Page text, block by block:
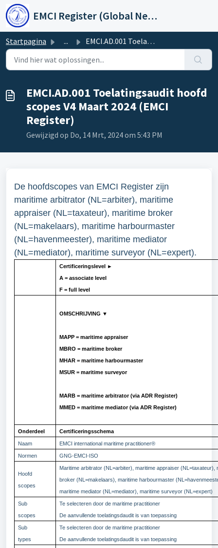
Doorgaan naar hoofdinhoud
EMCI Register (Global Network Group)
Startpagina ... EMCI.AD.001 Toelatingsaudit hoofd scopes V4 Maart 2024 (E...
EMCI.AD.001 Toelatingsaudit hoofd
scopes V4 Maart 2024 (EMCI
Register)
Gewijzigd op Do, 14 Mrt, 2024 om 5:43 PM
De hoofdscopes van EMCI Register zijn
maritime arbitrator (NL=arbiter), maritime
appraiser (NL=taxateur), maritime broker
(NL=makelaars), maritime harbourmaster
(NL=havenmeester), maritime mediator
(NL=mediator), maritime surveyor (NL=expert).
Certificeringslevel ►
A = associate level
F = full level
OMSCHRIJVING ▼
MAPP = maritime appraiser
MBRO = maritime broker
MHAR = maritime harbourmaster
MSUR = maritime surveyor
MARB = maritime arbitrator (via ADR Register)
MMED = maritime mediator (via ADR Register)
Onderdeel Certificeringsschema
Naam EMCI international maritime practitioner®
Normen GNG-EMCI-ISO
Hoofd
scopes
Maritime arbitrator (NL=arbiter), maritime appraiser (NL=taxateur),
broker (NL=makelaars), maritime harbourmaster
maritime mediator (NL=mediator), maritime surveyor (NL=expert)
Sub
scopes
Te selecteren door de maritime practitioner
De aanvullende toelatingsdaudit is van toepassing
Sub
types
Te selecteren door de maritime practitioner
De aanvullende toelatingsdaudit is van toepassing